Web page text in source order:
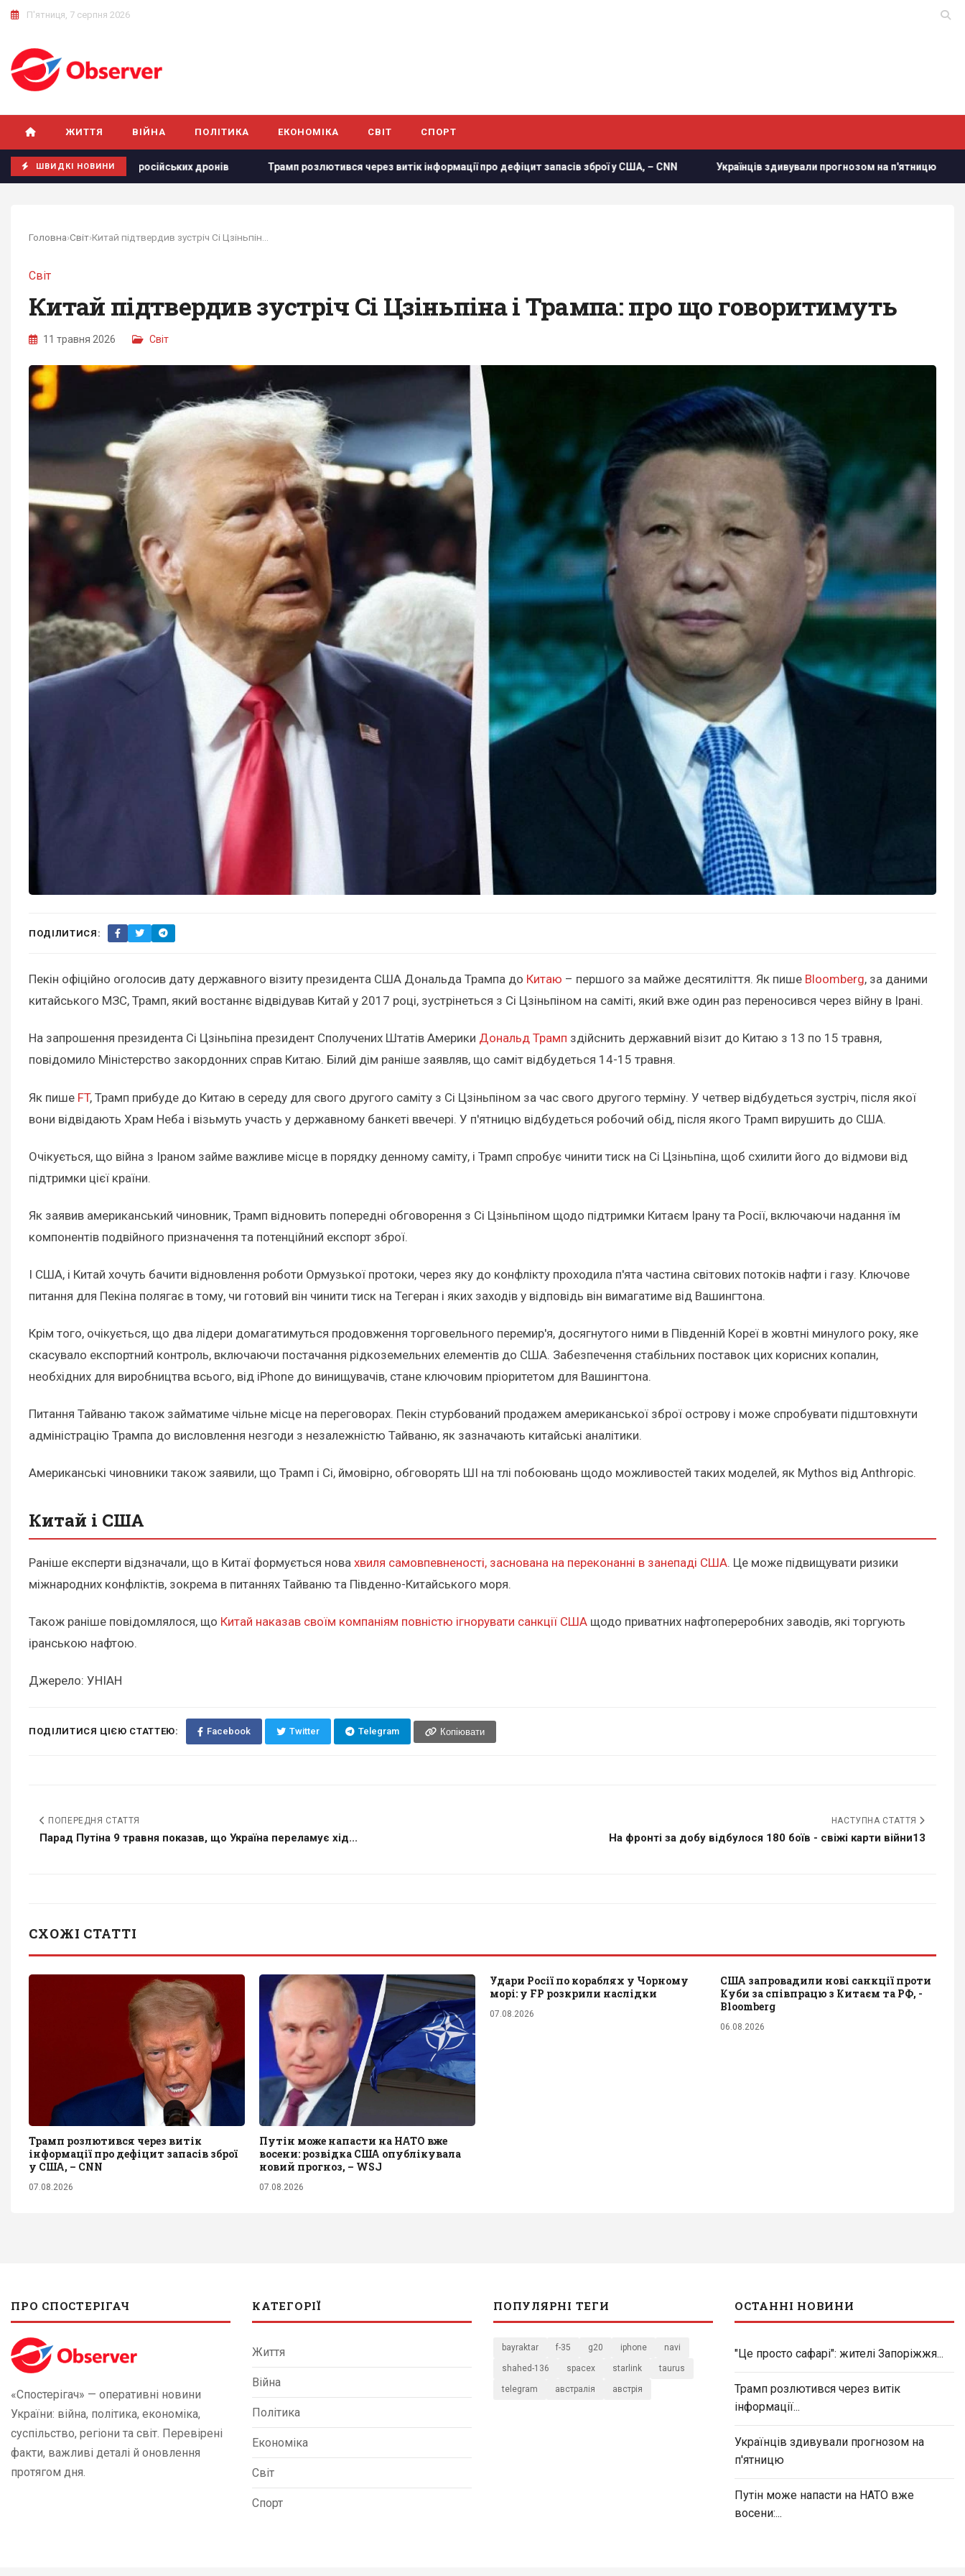
П'ятниця, 7 серпня 2026
ЖИТТЯ ВІЙНА ПОЛІТИКА ЕКОНОМІКА СВІТ СПОРТ
ШВИДКІ НОВИНИ
російських дронів Трамп розлютився через витік інформації про дефіцит запасів зброї у США, – CNN Українців здивували прогнозом на п'ятницю Путін може
Головна›Світ›
Світ
Китай підтвердив зустріч Сі Цзіньпіна і Трампа: про що говоритимуть
11 травня 2026 Світ
ПОДІЛИТИСЯ:
Пекін офіційно оголосив дату державного візиту президента США Дональда Трампа до Китаю – першого за майже десятиліття. Як пише Bloomberg, за даними
китайського МЗС, Трамп, який востаннє відвідував Китай у 2017 році, зустрінеться з Сі Цзіньпіном на саміті, який вже один раз переносився через війну в Ірані.
На запрошення президента Сі Цзіньпіна президент Сполучених Штатів Америки Дональд Трамп здійснить державний візит до Китаю з 13 по 15 травня,
повідомило Міністерство закордонних справ Китаю. Білий дім раніше заявляв, що саміт відбудеться 14-15 травня.
Як пише FT, Трамп прибуде до Китаю в середу для свого другого саміту з Сі Цзіньпіном за час свого другого терміну. У четвер відбудеться зустріч, після якої
вони відвідають Храм Неба і візьмуть участь у державному банкеті ввечері. У п'ятницю відбудеться робочий обід, після якого Трамп вирушить до США.
Очікується, що війна з Іраном займе важливе місце в порядку денному саміту, і Трамп спробує чинити тиск на Сі Цзіньпіна, щоб схилити його до відмови від
підтримки цієї країни.
Як заявив американський чиновник, Трамп відновить попередні обговорення з Сі Цзіньпіном щодо підтримки Китаєм Ірану та Росії, включаючи надання їм
компонентів подвійного призначення та потенційний експорт зброї.
І США, і Китай хочуть бачити відновлення роботи Ормузької протоки, через яку до конфлікту проходила п'ята частина світових потоків нафти і газу. Ключове
питання для Пекіна полягає в тому, чи готовий він чинити тиск на Тегеран і яких заходів у відповідь він вимагатиме від Вашингтона.
Крім того, очікується, що два лідери домагатимуться продовження торговельного перемир'я, досягнутого ними в Південній Кореї в жовтні минулого року, яке
скасувало експортний контроль, включаючи постачання рідкоземельних елементів до США. Забезпечення стабільних поставок цих корисних копалин,
необхідних для виробництва всього, від iPhone до винищувачів, стане ключовим пріоритетом для Вашингтона.
Питання Тайваню також займатиме чільне місце на переговорах. Пекін стурбований продажем американської зброї острову і може спробувати підштовхнути
адміністрацію Трампа до висловлення незгоди з незалежністю Тайваню, як зазначають китайські аналітики.
Американські чиновники також заявили, що Трамп і Сі, ймовірно, обговорять ШІ на тлі побоювань щодо можливостей таких моделей, як Mythos від Anthropic.
Китай і США
Раніше експерти відзначали, що в Китаї формується нова хвиля самовпевненості, заснована на переконанні в занепаді США. Це може підвищувати ризики
міжнародних конфліктів, зокрема в питаннях Тайваню та Південно-Китайського моря.
Також раніше повідомлялося, що Китай наказав своїм компаніям повністю ігнорувати санкції США щодо приватних нафтопереробних заводів, які торгують
іранською нафтою.
Джерело: УНІАН
ПОДІЛИТИСЯ ЦІЄЮ СТАТТЕЮ: Facebook Twitter Telegram Копіювати
ПОПЕРЕДНЯ СТАТТЯ
Парад Путіна 9 травня показав, що Україна переламує хід...
НАСТУПНА СТАТТЯ
На фронті за добу відбулося 180 боїв - свіжі карти війни13
СХОЖІ СТАТТІ
Трамп розлютився через витік
інформації про дефіцит запасів зброї
у США, – CNN
07.08.2026
Путін може напасти на НАТО вже
восени: розвідка США опублікувала
новий прогноз, – WSJ
07.08.2026
Удари Росії по кораблях у Чорному
морі: у FP розкрили наслідки
07.08.2026
США запровадили нові санкції проти
Куби за співпрацю з Китаєм та РФ, -
Bloomberg
06.08.2026
ПРО СПОСТЕРІГАЧ
«Спостерігач» — оперативні новини
України: війна, політика, економіка,
суспільство, регіони та світ. Перевірені
факти, важливі деталі й оновлення
протягом дня.
КАТЕГОРІЇ
Життя
Війна
Політика
Економіка
Світ
Спорт
ПОПУЛЯРНІ ТЕГИ
bayraktar f-35 g20 iphone navi
shahed-136 spacex starlink taurus
telegram австралія австрія
ОСТАННІ НОВИНИ
"Це просто сафарі": жителі Запоріжжя...
Трамп розлютився через витік
інформації...
Українців здивували прогнозом на
п'ятницю
Путін може напасти на НАТО вже
восени:...